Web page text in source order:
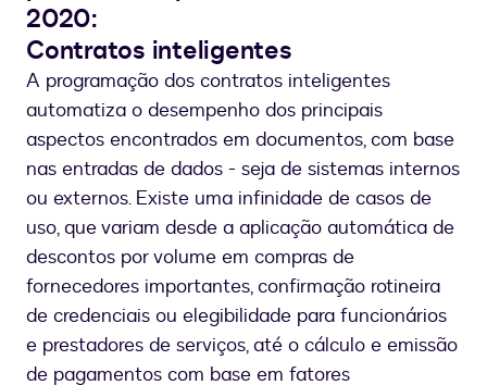
2020:
Contratos inteligentes
A programação dos contratos inteligentes
automatiza o desempenho dos principais
aspectos encontrados em documentos, com base
nas entradas de dados - seja de sistemas internos
ou externos. Existe uma infinidade de casos de
uso, que variam desde a aplicação automática de
descontos por volume em compras de
fornecedores importantes, confirmação rotineira
de credenciais ou elegibilidade para funcionários
e prestadores de serviços, até o cálculo e emissão
de pagamentos com base em fatores